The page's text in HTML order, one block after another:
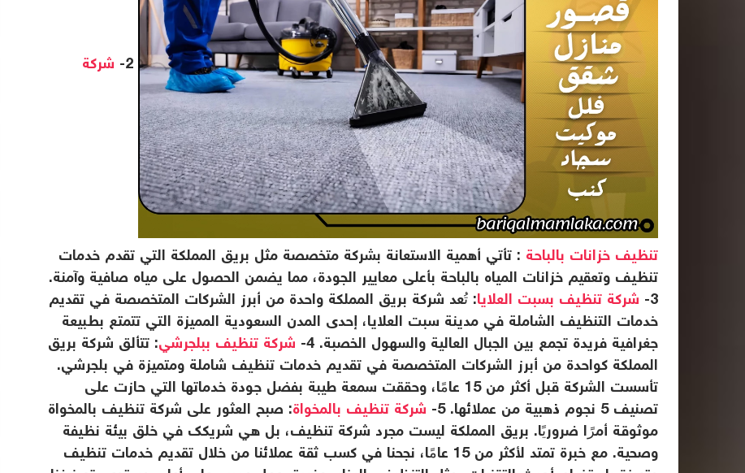
شركة
تنظيف خزانات بالباحة : تأتي أهمية الاستعانة بشركة متخصصة مثل بريق المملكة التي تقدم خدمات
تنظيف وتعقيم خزانات المياه بالباحة بأعلى معايير الجودة، مما يضمن الحصول على مياه صافية وآمنة.
3- شركة تنظيف بسبت العلايا: تُعد شركة بريق المملكة واحدة من أبرز الشركات المتخصصة في تقديم
خدمات التنظيف الشاملة في مدينة سبت العلايا، إحدى المدن السعودية المميزة التي تتمتع بطبيعة
جغرافية فريدة تجمع بين الجبال العالية والسهول الخصبة. 4-
شركة تنظيف ببلجرشي: تتألق شركة بريق
المملكة كواحدة من أبرز الشركات المتخصصة في تقديم خدمات تنظيف شاملة ومتميزة في بلجرشي.
تأسست الشركة قبل أكثر من 15 عامًا، وحققت سمعة طيبة بفضل جودة خدماتها التي حازت على
تصنيف 5 نجوم ذهبية من عملائها. 5-
شركة تنظيف بالمخواة: صبح العثور على شركة تنظيف بالمخواة
موثوقة أمرًا ضروريًا. بريق المملكة ليست مجرد شركة تنظيف، بل هي شريكك في خلق بيئة نظيفة
وصحية. مع خبرة تمتد لأكثر من 15 عامًا، نجحنا في كسب ثقة عملائنا من خلال تقديم خدمات تنظيف